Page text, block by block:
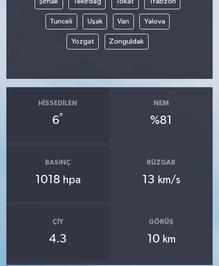
Tunceli Uşak Van Yalova
Yozgat Zonguldak
HISSEDILEN
6°
NEM
%81
BASINÇ
1018 hpa
RÜZGAR
13 km/s
ÇIY
4.3
GÖRÜŞ
10 km